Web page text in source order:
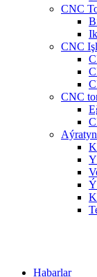
CNC
CNC
CNC
Habarlar